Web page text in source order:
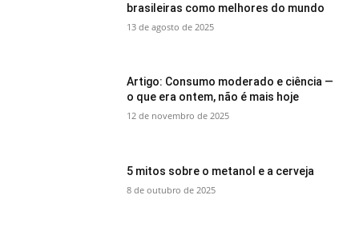
brasileiras como melhores do mundo
13 de agosto de 2025
Artigo: Consumo moderado e ciência —
o que era ontem, não é mais hoje
12 de novembro de 2025
5 mitos sobre o metanol e a cerveja
8 de outubro de 2025